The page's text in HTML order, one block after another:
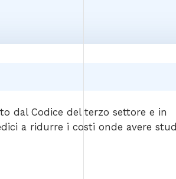
dal Codice del terzo settore e in
a ridurre i costi onde avere